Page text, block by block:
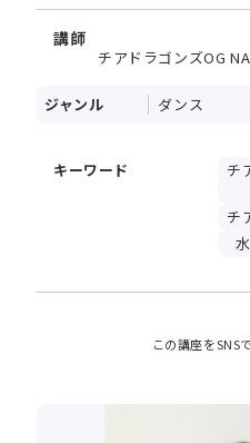
講師
チアドラゴンズOG
ジャンル ダンス
キーワード
チ
チ
この講座をSNS